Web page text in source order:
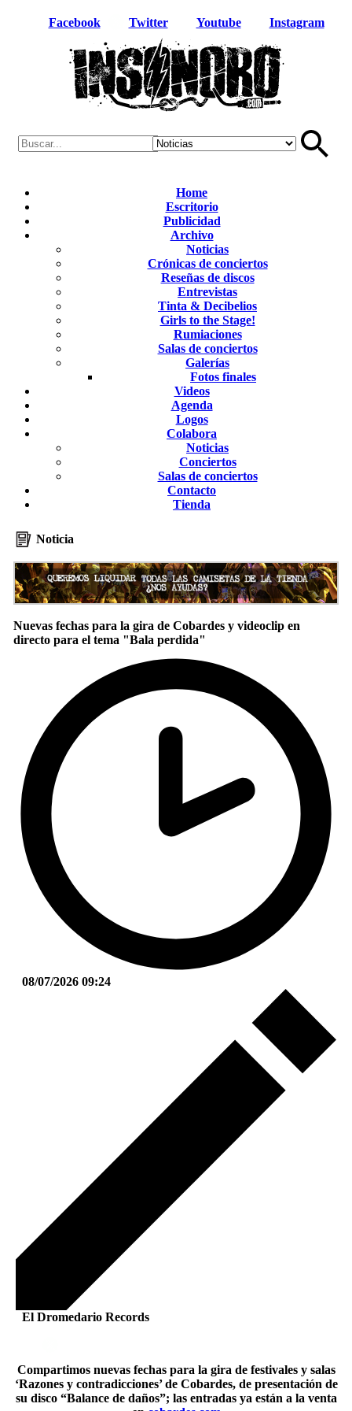
Facebook Twitter Youtube Instagram
Home
Escritorio
Publicidad
Archivo
Noticias
Crónicas de conciertos
Reseñas de discos
Entrevistas
Tinta & Decibelios
Girls to the Stage!
Rumiaciones
Salas de conciertos
Galerías
Fotos finales
Videos
Agenda
Logos
Colabora
Noticias
Conciertos
Salas de conciertos
Contacto
Tienda
Noticia
Nuevas fechas para la gira de Cobardes y videoclip en
directo para el tema "Bala perdida"
08/07/2026 09:24
El Dromedario Records
Compartimos nuevas fechas para la gira de festivales y salas
‘Razones y contradicciones’ de Cobardes, de presentación de
su disco “Balance de daños”; las entradas ya están a la venta